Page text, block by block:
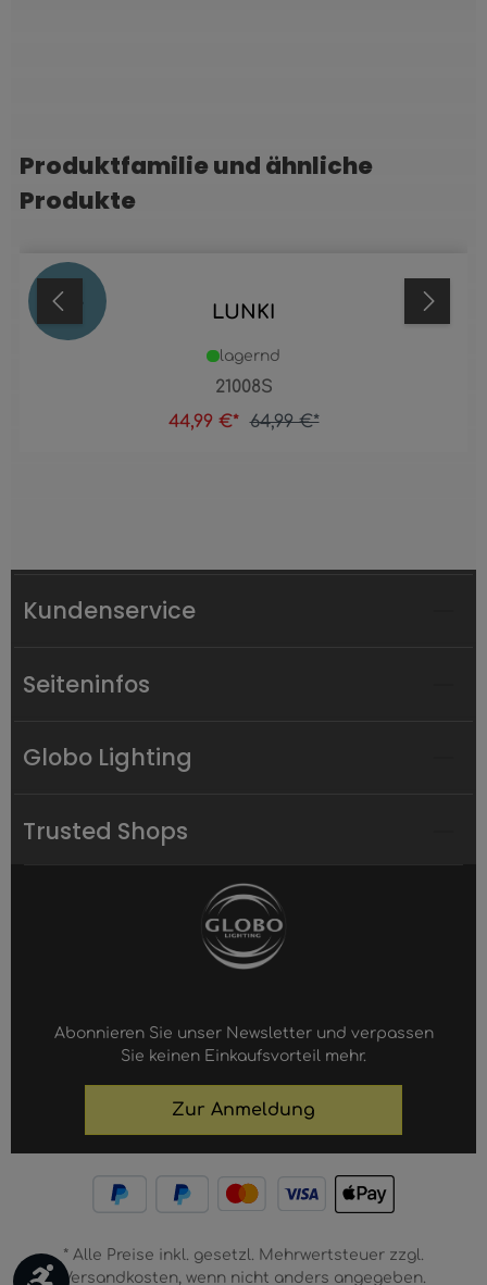
Produktgalerie überspringen
Produktfamilie und ähnliche
Produkte
31 LUNKI
21008S
lagernd
44,99 €* 64,99 €*
Kundenservice
Seiteninfos
Globo Lighting
Trusted Shops
Abonnieren Sie unser Newsletter und verpassen
Sie keinen Einkaufsvorteil mehr.
Zur Anmeldung
* Alle Preise inkl. gesetzl. Mehrwertsteuer zzgl.
Versandkosten, wenn nicht anders angegeben.
Werkzeugleiste anzeigen